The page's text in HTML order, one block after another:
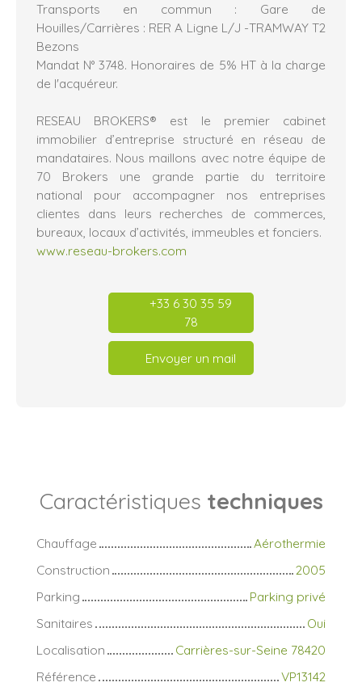
Transports en commun : Gare de
Houilles/Carrières : RER A Ligne L/J -TRAMWAY T2
Bezons
Mandat N° 3748. Honoraires de 5% HT à la charge
de l'acquéreur.
RESEAU BROKERS® est le premier cabinet
immobilier d’entreprise structuré en réseau de
mandataires. Nous maillons avec notre équipe de
70 Brokers une grande partie du territoire
national pour accompagner nos entreprises
clientes dans leurs recherches de commerces,
bureaux, locaux d’activités, immeubles et fonciers.
www.reseau-brokers.com
+33 6 30 35 59
78
Envoyer un mail
Caractéristiques techniques
Chauffage
Aérothermie
Construction
2005
Parking
Parking privé
Sanitaires
Oui
Localisation
Carrières-sur-Seine 78420
Référence
VP13142